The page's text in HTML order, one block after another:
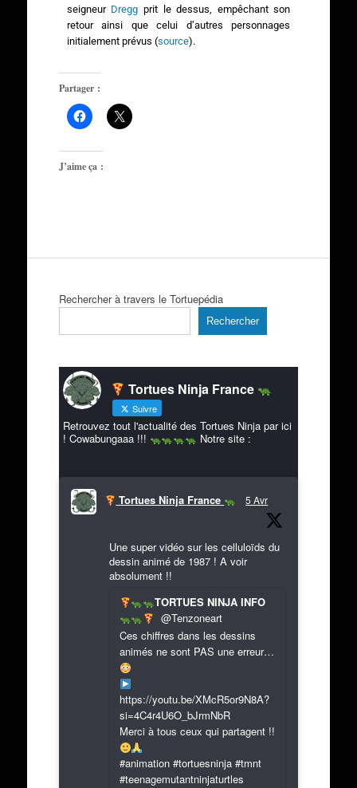
seigneur Dregg prit le dessus, empêchant son
retour ainsi que celui d’autres personnages
initialement prévus (source).
Partager :
J’aime ça :
Rechercher à travers le Tortuepédia
Rechercher
Tortues Ninja France
Suivre
Retrouvez tout l'actualité des Tortues Ninja par ici
! Cowabungaaa !!!
Notre site :
Tortues Ninja France 5 Avr
Une super vidéo sur les celluloïds du
dessin animé de 1987 ! A voir
absolument !!
TORTUES NINJA INFO
@Tenzoneart
Ces chiffres dans les dessins
animés ne sont PAS une erreur…
https://youtu.be/XMcR5or9N8A?
si=4C4r4U6O_bJrmNbR
Merci à tous ceux qui partagent !!
#animation #tortuesninja #tmnt
#teenagemutantninjaturtles